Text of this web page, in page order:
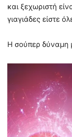
και ξεχωριστή
γιαγιάδες είστε
Η σούπερ δύναμη